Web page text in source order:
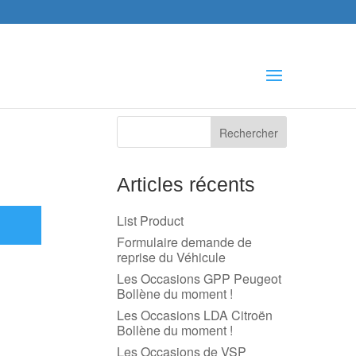
Articles récents
List Product
Formulaire demande de
reprise du Véhicule
Les Occasions GPP Peugeot
Bollène du moment !
Les Occasions LDA Citroën
Bollène du moment !
Les Occasions de VSP